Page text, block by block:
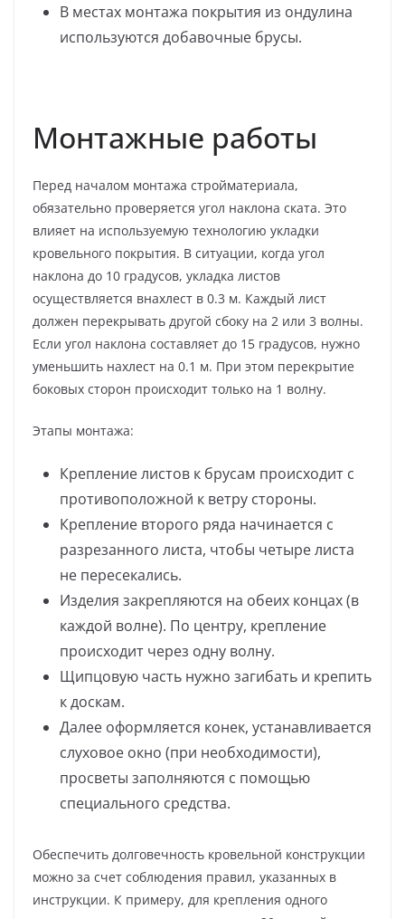
В местах монтажа покрытия из ондулина
используются добавочные брусы.
Монтажные работы
Перед началом монтажа стройматериала,
обязательно проверяется угол наклона ската. Это
влияет на используемую технологию укладки
кровельного покрытия. В ситуации, когда угол
наклона до 10 градусов, укладка листов
осуществляется внахлест в 0.3 м. Каждый лист
должен перекрывать другой сбоку на 2 или 3 волны.
Если угол наклона составляет до 15 градусов, нужно
уменьшить нахлест на 0.1 м. При этом перекрытие
боковых сторон происходит только на 1 волну.
Этапы монтажа:
Крепление листов к брусам происходит с
противоположной к ветру стороны.
Крепление второго ряда начинается с
разрезанного листа, чтобы четыре листа
не пересекались.
Изделия закрепляются на обеих концах (в
каждой волне). По центру, крепление
происходит через одну волну.
Щипцовую часть нужно загибать и крепить
к доскам.
Далее оформляется конек, устанавливается
слуховое окно (при необходимости),
просветы заполняются с помощью
специального средства.
Обеспечить долговечность кровельной конструкции
можно за счет соблюдения правил, указанных в
инструкции. К примеру, для крепления одного